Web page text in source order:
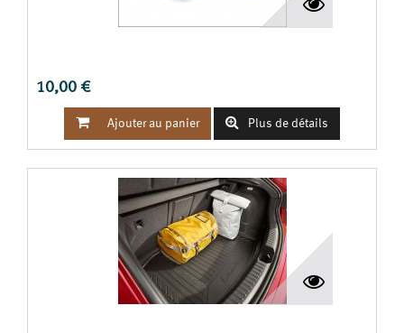
10,00 €
 Ajouter au panier  Plus de détails